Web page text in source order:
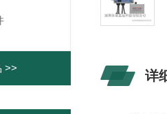
>>
详